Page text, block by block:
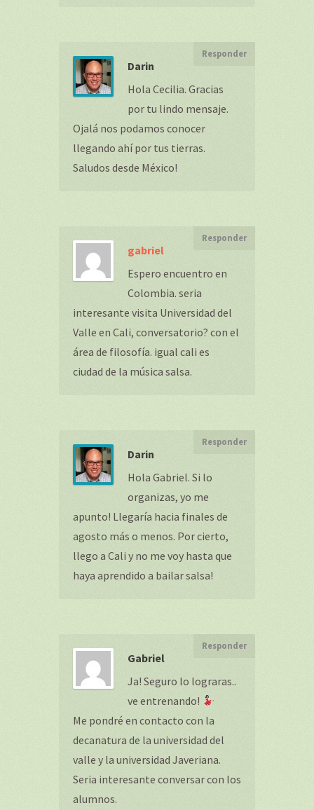
Darin
Responder
Hola Cecilia. Gracias
por tu lindo mensaje.
Ojalá nos podamos conocer
llegando ahí por tus tierras.
Saludos desde México!
gabriel
Responder
Espero encuentro en
Colombia. seria
interesante visita Universidad del
Valle en Cali, conversatorio? con el
área de filosofía. igual cali es
ciudad de la música salsa.
Darin
Responder
Hola Gabriel. Si lo
organizas, yo me
apunto! Llegaría hacia finales de
agosto más o menos. Por cierto,
llego a Cali y no me voy hasta que
haya aprendido a bailar salsa!
Gabriel
Responder
Ja! Seguro lo lograras..
ve entrenando!
Me pondré en contacto con la
decanatura de la universidad del
valle y la universidad Javeriana.
Seria interesante conversar con los
alumnos.